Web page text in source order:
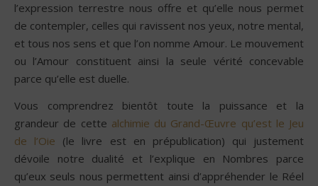
l’expression terrestre nous offre et qu’elle nous permet
de contempler, celles qui ravissent nos yeux, notre mental,
et tous nos sens et que l’on nomme Amour. Le mouvement
ou l’Amour constituent ainsi la seule vérité concevable
parce qu’elle est duelle.
Vous comprendrez bientôt toute la puissance et la
grandeur de cette alchimie du Grand-Œuvre qu’est le Jeu
de l’Oie (le livre est en prépublication) qui justement
dévoile notre dualité et l’explique en Nombres parce
qu’eux seuls nous permettent ainsi d’appréhender le Réel